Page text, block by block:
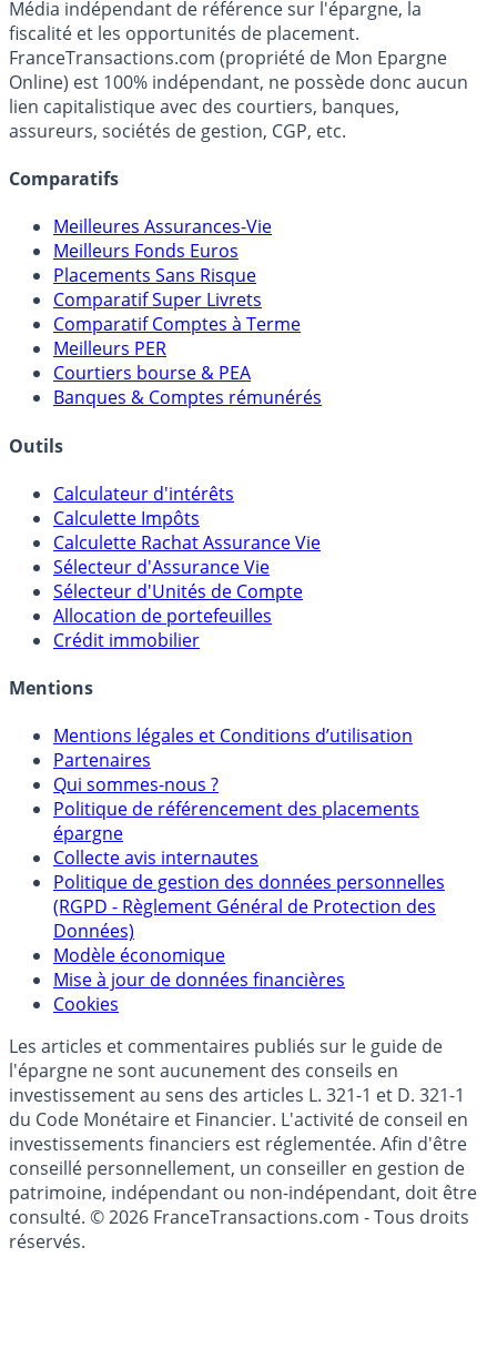
Média indépendant de référence sur l'épargne, la
fiscalité et les opportunités de placement.
FranceTransactions.com (propriété de Mon Epargne
Online) est 100% indépendant, ne possède donc aucun
lien capitalistique avec des courtiers, banques,
assureurs, sociétés de gestion, CGP, etc.
Comparatifs
Meilleures Assurances-Vie
Meilleurs Fonds Euros
Placements Sans Risque
Comparatif Super Livrets
Comparatif Comptes à Terme
Meilleurs PER
Courtiers bourse & PEA
Banques & Comptes rémunérés
Outils
Calculateur d'intérêts
Calculette Impôts
Calculette Rachat Assurance Vie
Sélecteur d'Assurance Vie
Sélecteur d'Unités de Compte
Allocation de portefeuilles
Crédit immobilier
Mentions
Mentions légales et Conditions d’utilisation
Partenaires
Qui sommes-nous ?
Politique de référencement des placements
épargne
Collecte avis internautes
Politique de gestion des données personnelles
(RGPD - Règlement Général de Protection des
Données)
Modèle économique
Mise à jour de données financières
Cookies
Les articles et commentaires publiés sur le guide de
l'épargne ne sont aucunement des conseils en
investissement au sens des articles L. 321-1 et D. 321-1
du Code Monétaire et Financier. L'activité de conseil en
investissements financiers est réglementée. Afin d'être
conseillé personnellement, un conseiller en gestion de
patrimoine, indépendant ou non-indépendant, doit être
consulté. © 2026 FranceTransactions.com - Tous droits
réservés.